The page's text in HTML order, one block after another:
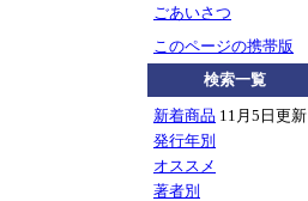
ごあいさつ
このページの携帯版
検索一覧
新着商品 11月5日更新
発行年別
オススメ
著者別